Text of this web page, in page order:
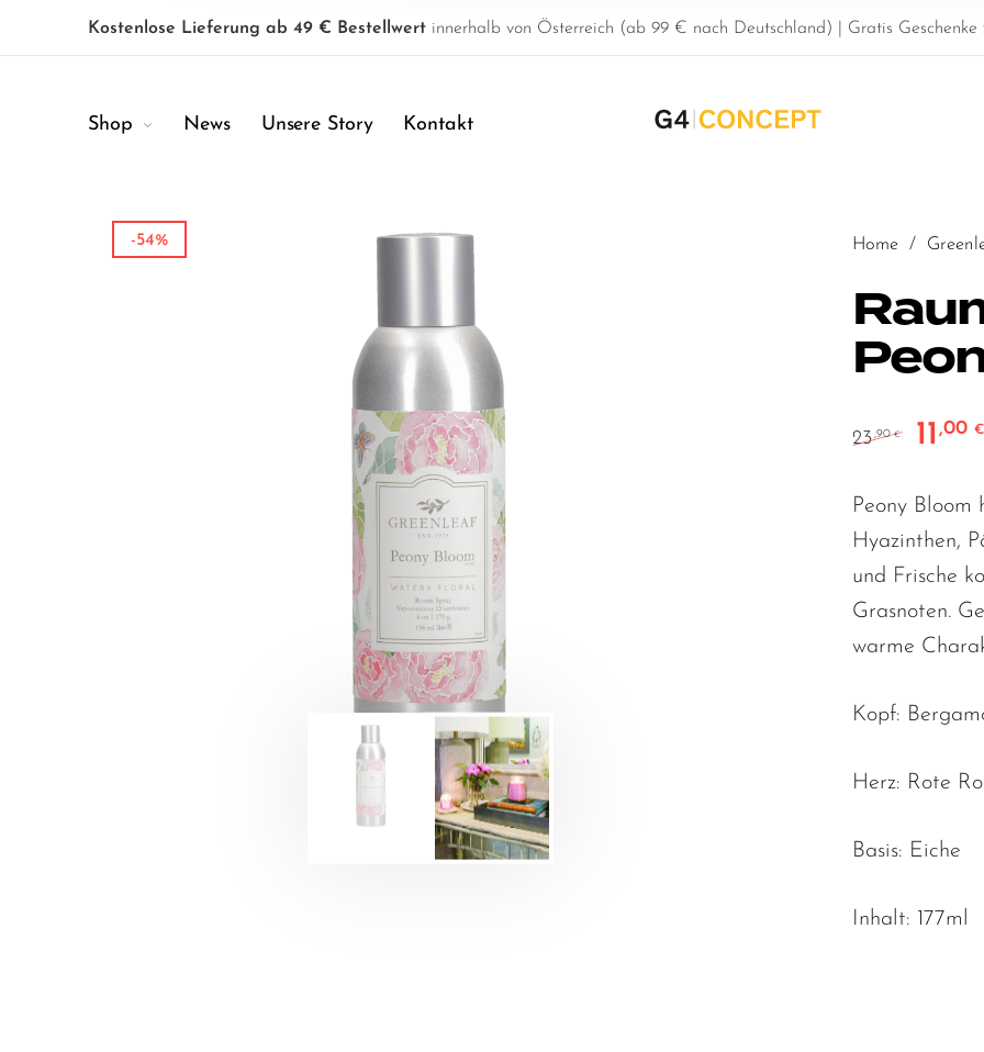
Kostenlose Lieferung ab 49 € Bestellwert innerhalb von Österreich (ab 99 € nach Deutschland) | Gratis Geschenke
Shop News Unsere Story Kontakt
-54% Home /
23,90€ 11 ,00
Peony
Hyazinthen,
und Frische
Grasnoten.
warme
Kopf:
Herz: Rote
Basis: Eiche
Inhalt: 177ml